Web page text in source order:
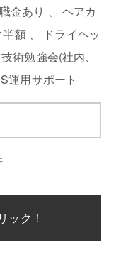
金あり 、 ヘアカ
額 、 ドライヘッ
術勉強会(社内、
運用サポート
ック！